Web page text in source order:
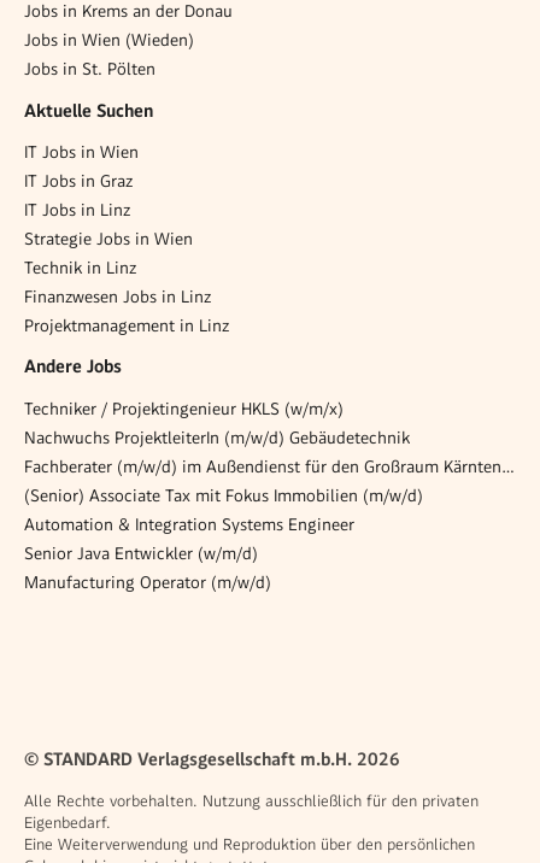
Jobs in Krems an der Donau
Jobs in Wien (Wieden)
Jobs in St. Pölten
Aktuelle Suchen
IT Jobs in Wien
IT Jobs in Graz
IT Jobs in Linz
Strategie Jobs in Wien
Technik in Linz
Finanzwesen Jobs in Linz
Projektmanagement in Linz
Andere Jobs
Techniker / Projektingenieur HKLS (w/m/x)
Nachwuchs ProjektleiterIn (m/w/d) Gebäudetechnik
Fachberater (m/w/d) im Außendienst für den Großraum Kärnten, Steiermark und Tirol
(Senior) Associate Tax mit Fokus Immobilien (m/w/d)
Automation & Integration Systems Engineer
Senior Java Entwickler (w/m/d)
Manufacturing Operator (m/w/d)
© STANDARD Verlagsgesellschaft m.b.H. 2026
Alle Rechte vorbehalten. Nutzung ausschließlich für den privaten
Eigenbedarf.
Eine Weiterverwendung und Reproduktion über den persönlichen